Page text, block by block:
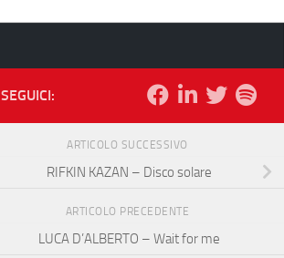
SEGUICI:
ARTICOLO SUCCESSIVO
RIFKIN KAZAN – Disco solare
ARTICOLO PRECEDENTE
LUCA D’ALBERTO – Wait for me